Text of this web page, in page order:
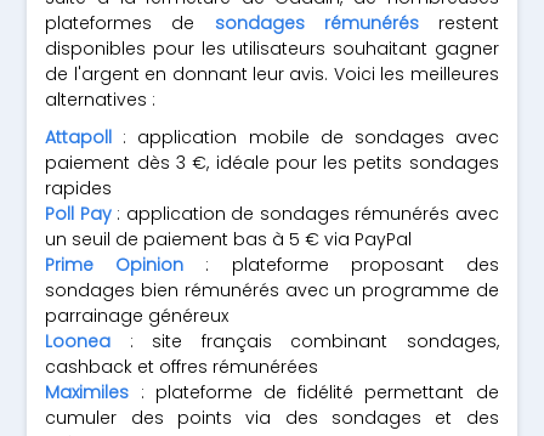
plateformes de sondages rémunérésrestent
disponibles pour les utilisateurs souhaitant gagner
de l'argent en donnant leur avis. Voici les meilleures
alternatives :
Attapoll : application mobile de sondages avec
paiement dès 3 €, idéale pour les petits sondages
rapides
Poll Pay: application de sondages rémunérés avec
un seuil de paiement bas à 5 € via PayPal
Prime Opinion : plateforme proposant des
sondages bien rémunérés avec un programme de
parrainage généreux
Loonea : site français combinant sondages,
cashback et offres rémunérées
Maximiles : plateforme de fidélité permettant de
cumuler des points via des sondages et des